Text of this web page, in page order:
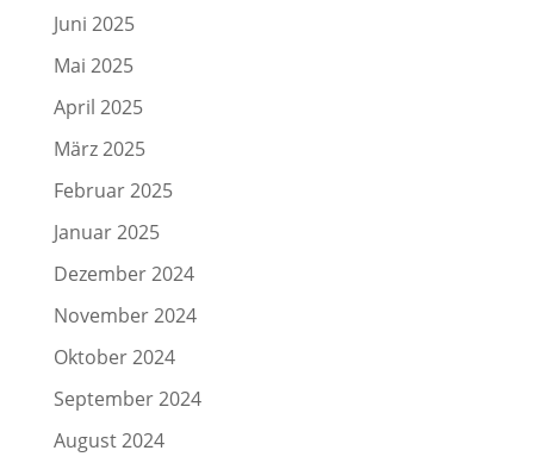
Juni 2025
Mai 2025
April 2025
März 2025
Februar 2025
Januar 2025
Dezember 2024
November 2024
Oktober 2024
September 2024
August 2024